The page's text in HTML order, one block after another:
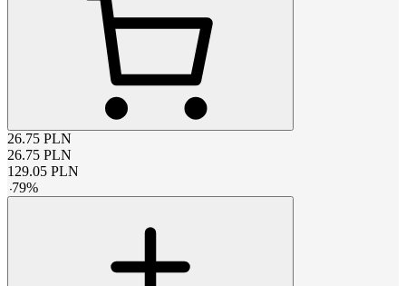
26.75 PLN
26.75 PLN
129.05 PLN
-79%